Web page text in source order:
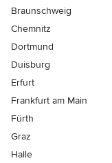
Braunschweig
Chemnitz
Dortmund
Duisburg
Erfurt
Frankfurt am Main
Fürth
Graz
Halle